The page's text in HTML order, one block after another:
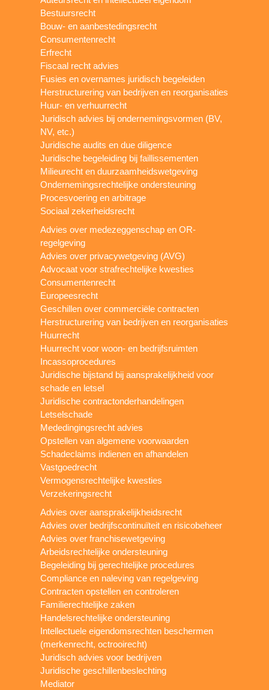
Bestuursrecht
Bouw- en aanbestedingsrecht
Consumentenrecht
Erfrecht
Fiscaal recht advies
Fusies en overnames juridisch begeleiden
Herstructurering van bedrijven en reorganisaties
Huur- en verhuurrecht
Juridisch advies bij ondernemingsvormen (BV,
NV, etc.)
Juridische audits en due diligence
Juridische begeleiding bij faillissementen
Milieurecht en duurzaamheidswetgeving
Ondernemingsrechtelijke ondersteuning
Procesvoering en arbitrage
Sociaal zekerheidsrecht
Advies over medezeggenschap en OR-
regelgeving
Advies over privacywetgeving (AVG)
Advocaat voor strafrechtelijke kwesties
Consumentenrecht
Europeesrecht
Geschillen over commerciële contracten
Herstructurering van bedrijven en reorganisaties
Huurrecht
Huurrecht voor woon- en bedrijfsruimten
Incassoprocedures
Juridische bijstand bij aansprakelijkheid voor
schade en letsel
Juridische contractonderhandelingen
Letselschade
Mededingingsrecht advies
Opstellen van algemene voorwaarden
Schadeclaims indienen en afhandelen
Vastgoedrecht
Vermogensrechtelijke kwesties
Verzekeringsrecht
Advies over aansprakelijkheidsrecht
Advies over bedrijfscontinuïteit en risicobeheer
Advies over franchisewetgeving
Arbeidsrechtelijke ondersteuning
Begeleiding bij gerechtelijke procedures
Compliance en naleving van regelgeving
Contracten opstellen en controleren
Familierechtelijke zaken
Handelsrechtelijke ondersteuning
Intellectuele eigendomsrechten beschermen
(merkenrecht, octrooirecht)
Juridisch advies voor bedrijven
Juridische geschillenbeslechting
Mediator